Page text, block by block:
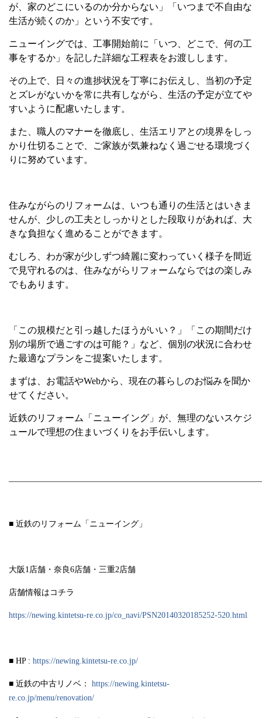
が、家のどこにいるのか分からない」「いつまで不自由な
生活が続くのか」という不安です。
ニューイングでは、工事開始前に「いつ、どこで、何の工
事をするか」を記した詳細な工程表をお渡しします。
その上で、日々の進捗状況を丁寧にお伝えし、当初の予定
とズレがないかを常に共有しながら、生活の予定が立てや
すいように配慮いたします。
また、職人のマナーを徹底し、生活エリアとの境界をしっ
かり仕切ることで、ご家族が気兼ねなく過ごせる環境づく
りに努めています。
住みながらのリフォームは、いつも通りの生活とはいきま
せんが、少しの工夫としっかりとした段取りがあれば、大
きな負担なく進めることができます。
むしろ、わが家が少しずつ綺麗に変わっていく様子を間近
で見守れるのは、住みながらリフォームならではの楽しみ
でもあります。
「この規模だと引っ越したほうがいい？」「この期間だけ
別の場所で過ごすのは可能？」など、個別の状況に合わせ
た最適なプランをご提案いたします。
まずは、お電話やWebから、現在の暮らしのお悩みを聞か
せてください。
近鉄のリフォーム「ニューイング」が、無理のないスケジ
ュールで理想の住まいづくりをお手伝いします。
■ 近鉄のリフォーム「ニューイング」
大阪 1 店舗・奈良6店舗・三重2 店舗
店舗情報はコチラ
https://newing.kintetsu-re.co.jp/co_navi/PSN20140320185252-520.html
■ HP : https://newing.kintetsu-re.co.jp/
■ 近鉄の中古リノベ： https://newing.kintetsu-
re.co.jp/menu/renovation/